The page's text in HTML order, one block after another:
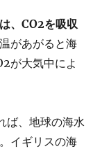
、CO2を吸収
があがると海
が大気中によ
ば、地球の海水
イギリスの海